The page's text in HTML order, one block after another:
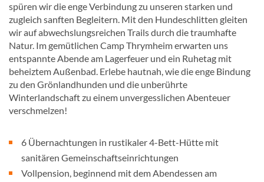
spüren wir die enge Verbindung zu unseren starken und
zugleich sanften Begleitern. Mit den Hundeschlitten gleiten
wir auf abwechslungsreichen Trails durch die traumhafte
Natur. Im gemütlichen Camp Thrymheim erwarten uns
entspannte Abende am Lagerfeuer und ein Ruhetag mit
beheiztem Außenbad. Erlebe hautnah, wie die enge Bindung
zu den Grönlandhunden und die unberührte
Winterlandschaft zu einem unvergesslichen Abenteuer
verschmelzen!
6 Übernachtungen in rustikaler 4-Bett-Hütte mit
sanitären Gemeinschaftseinrichtungen
Vollpension, beginnend mit dem Abendessen am